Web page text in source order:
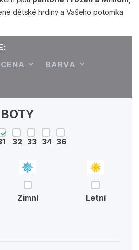
dětské hrdiny a Vašeho potomka
CENA BARVA
32 33 34 36
Zimní Letní